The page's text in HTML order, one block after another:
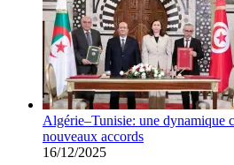
Algérie–Tunisie: une dynamique
nouveaux accords
16/12/2025